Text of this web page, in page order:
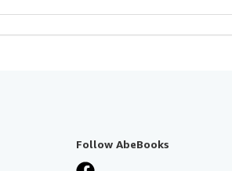
Follow AbeBooks